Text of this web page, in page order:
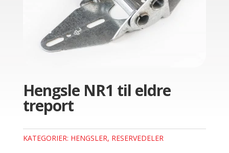
Hengsle NR1 til eldre
treport
KATEGORIER: HENGSLER, RESERVEDELER